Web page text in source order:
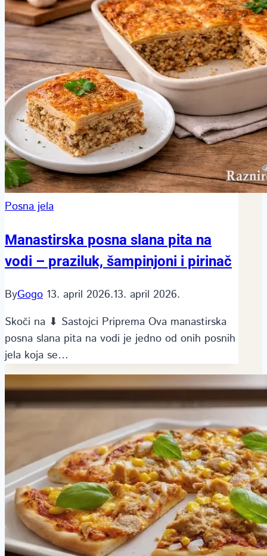
Posna jela
Manastirska posna slana pita na
vodi – praziluk, šampinjoni i pirinač
ByGogo 13. april 2026.13. april 2026.
Skoči na ⬇ Sastojci Priprema Ova manastirska
posna slana pita na vodi je jedno od onih posnih
jela koja se…